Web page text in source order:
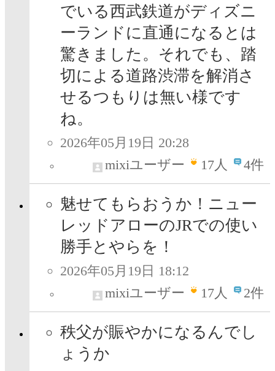
でいる西武鉄道がディズニ
ーランドに直通になるとは
驚きました。それでも、踏
切による道路渋滞を解消さ
せるつもりは無い様です
ね。
2026年05月19日 20:28
mixiユーザー
17人 4件
魅せてもらおうか！ニュー
レッドアローのJRでの使い
勝手とやらを！
2026年05月19日 18:12
mixiユーザー
17人 2件
秩父が賑やかになるんでし
ょうか